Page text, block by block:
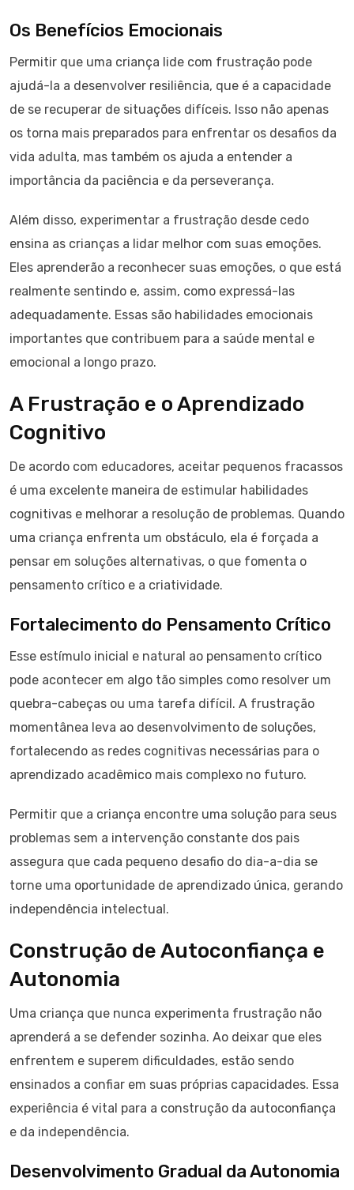
Os Benefícios Emocionais
Permitir que uma criança lide com frustração pode
ajudá-la a desenvolver resiliência, que é a capacidade
de se recuperar de situações difíceis. Isso não apenas
os torna mais preparados para enfrentar os desafios da
vida adulta, mas também os ajuda a entender a
importância da paciência e da perseverança.
Além disso, experimentar a frustração desde cedo
ensina as crianças a lidar melhor com suas emoções.
Eles aprenderão a reconhecer suas emoções, o que está
realmente sentindo e, assim, como expressá-las
adequadamente. Essas são habilidades emocionais
importantes que contribuem para a saúde mental e
emocional a longo prazo.
A Frustração e o Aprendizado
Cognitivo
De acordo com educadores, aceitar pequenos fracassos
é uma excelente maneira de estimular habilidades
cognitivas e melhorar a resolução de problemas. Quando
uma criança enfrenta um obstáculo, ela é forçada a
pensar em soluções alternativas, o que fomenta o
pensamento crítico e a criatividade.
Fortalecimento do Pensamento Crítico
Esse estímulo inicial e natural ao pensamento crítico
pode acontecer em algo tão simples como resolver um
quebra-cabeças ou uma tarefa difícil. A frustração
momentânea leva ao desenvolvimento de soluções,
fortalecendo as redes cognitivas necessárias para o
aprendizado acadêmico mais complexo no futuro.
Permitir que a criança encontre uma solução para seus
problemas sem a intervenção constante dos pais
assegura que cada pequeno desafio do dia-a-dia se
torne uma oportunidade de aprendizado única, gerando
independência intelectual.
Construção de Autoconfiança e
Autonomia
Uma criança que nunca experimenta frustração não
aprenderá a se defender sozinha. Ao deixar que eles
enfrentem e superem dificuldades, estão sendo
ensinados a confiar em suas próprias capacidades. Essa
experiência é vital para a construção da autoconfiança
e da independência.
Desenvolvimento Gradual da Autonomia